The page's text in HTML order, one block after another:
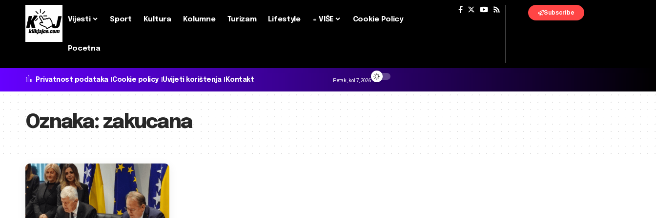
Vijesti Sport Kultura Kolumne Turizam Lifestyle + VIŠE Cookie Policy
Pocetna
Subscribe
Privatnost podataka Cookie policy Uvijeti korištenja Kontakt Petak, kol 7, 2026
Oznaka: zakucana